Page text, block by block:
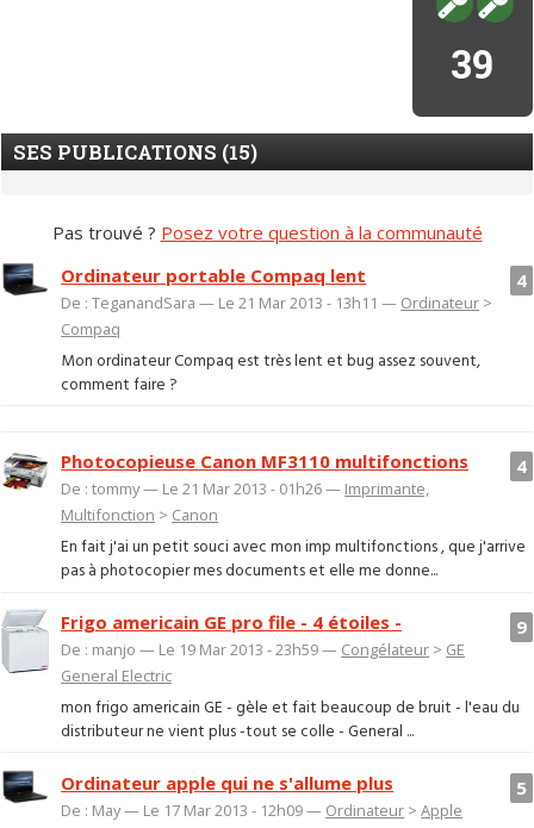
39
SES PUBLICATIONS (15)
Pas trouvé ? Posez votre question à la communauté
4
Ordinateur portable Compaq lent
De : TeganandSara — Le 21 Mar 2013 - 13h11 — Ordinateur >
Compaq
Mon ordinateur Compaq est très lent et bug assez souvent,
comment faire ?
4
Photocopieuse Canon MF3110 multifonctions
De : tommy — Le 21 Mar 2013 - 01h26 — Imprimante,
Multifonction > Canon
En fait j'ai un petit souci avec mon imp multifonctions , que j'arrive
pas à photocopier mes documents et elle me donne...
9
Frigo americain GE pro file - 4 étoiles -
De : manjo — Le 19 Mar 2013 - 23h59 — Congélateur > GE
General Electric
mon frigo americain GE - gèle et fait beaucoup de bruit - l'eau du
distributeur ne vient plus -tout se colle - General ...
5
Ordinateur apple qui ne s'allume plus
De : May — Le 17 Mar 2013 - 12h09 — Ordinateur >Apple